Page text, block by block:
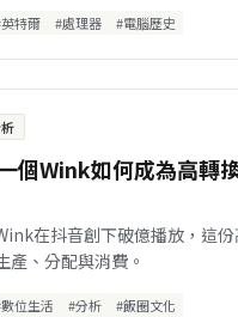
特爾 #處理器 #電腦歷史
個Wink如何成為高轉
在抖音創下破億播放，這
產、分配與消費。
位生活 #分析 #飯圈文化